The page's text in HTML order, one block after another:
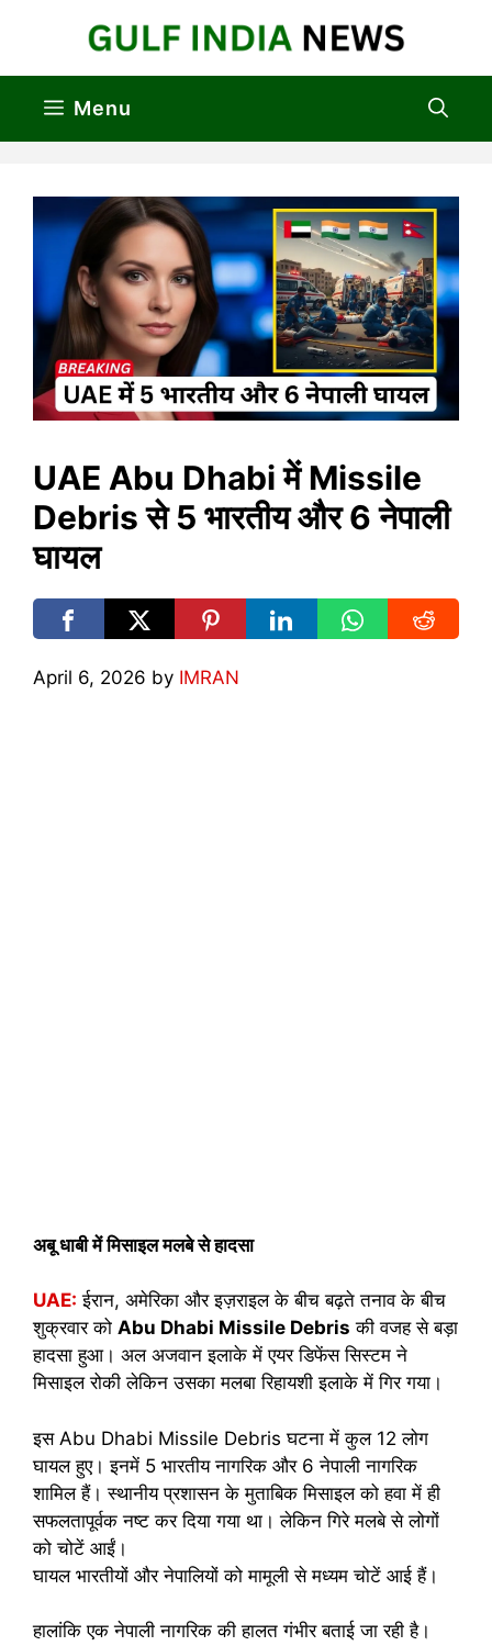
Menu
UAE Abu Dhabi में Missile
Debris से 5 भारतीय और 6 नेपाली
घायल
April 6, 2026 by IMRAN
अबू धाबी में मिसाइल मलबे से हादसा
UAE: ईरान, अमेरिका और इज़राइल के बीच बढ़ते तनाव के बीच
शुक्रवार को Abu Dhabi Missile Debris की वजह से बड़ा
हादसा हुआ। अल अजवान इलाके में एयर डिफेंस सिस्टम ने
मिसाइल रोकी लेकिन उसका मलबा रिहायशी इलाके में गिर गया।
इस Abu Dhabi Missile Debris घटना में कुल 12 लोग
घायल हुए। इनमें 5 भारतीय नागरिक और 6 नेपाली नागरिक
शामिल हैं। स्थानीय प्रशासन के मुताबिक मिसाइल को हवा में ही
सफलतापूर्वक नष्ट कर दिया गया था। लेकिन गिरे मलबे से लोगों
को चोटें आईं।
घायल भारतीयों और नेपालियों को मामूली से मध्यम चोटें आई हैं।
हालांकि एक नेपाली नागरिक की हालत गंभीर बताई जा रही है।